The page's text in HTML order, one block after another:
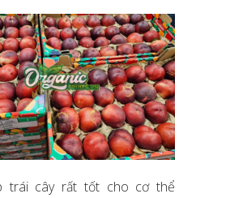
trái cây rất tốt cho cơ thể